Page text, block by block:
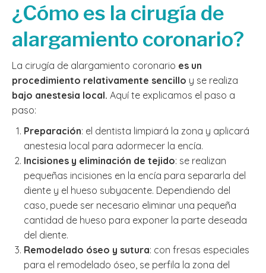
¿Cómo es la cirugía de
alargamiento coronario?
La cirugía de alargamiento coronario es un
procedimiento relativamente sencillo y se realiza
bajo anestesia local. Aquí te explicamos el paso a
paso:
Preparación: el dentista limpiará la zona y aplicará
anestesia local para adormecer la encía.
Incisiones y eliminación de tejido: se realizan
pequeñas incisiones en la encía para separarla del
diente y el hueso subyacente. Dependiendo del
caso, puede ser necesario eliminar una pequeña
cantidad de hueso para exponer la parte deseada
del diente.
Remodelado óseo y sutura: con fresas especiales
para el remodelado óseo, se perfila la zona del